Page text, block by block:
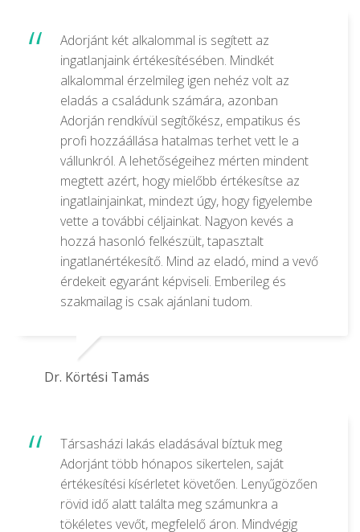
Adorjánt két alkalommal is segített az
ingatlanjaink értékesítésében. Mindkét
alkalommal érzelmileg igen nehéz volt az
eladás a családunk számára, azonban
Adorján rendkívül segítőkész, empatikus és
profi hozzáállása hatalmas terhet vett le a
vállunkról. A lehetőségeihez mérten mindent
megtett azért, hogy mielőbb értékesítse az
ingatlainjainkat, mindezt úgy, hogy figyelembe
vette a további céljainkat. Nagyon kevés a
hozzá hasonló felkészült, tapasztalt
ingatlanértékesítő. Mind az eladó, mind a vevő
érdekeit egyaránt képviseli. Emberileg és
szakmailag is csak ajánlani tudom.
Dr. Körtési Tamás
Társasházi lakás eladásával bíztuk meg
Adorjánt több hónapos sikertelen, saját
értékesítési kísérletet követően. Lenyűgözően
rövid idő alatt találta meg számunkra a
tökéletes vevőt, megfelelő áron. Mindvégig